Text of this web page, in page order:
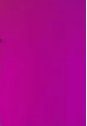
repérer dans